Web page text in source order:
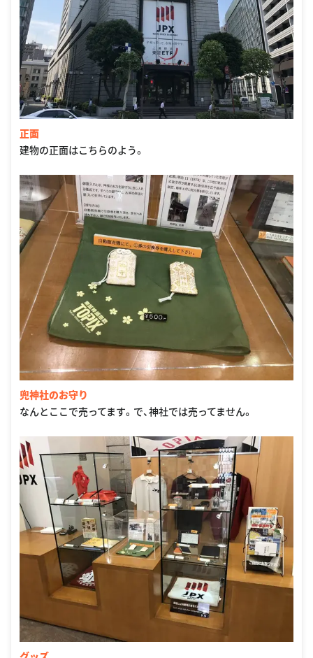
正面
建物の正面はこちらのよう。
兜神社のお守り
なんとここで売ってます。で、神社では売ってません。